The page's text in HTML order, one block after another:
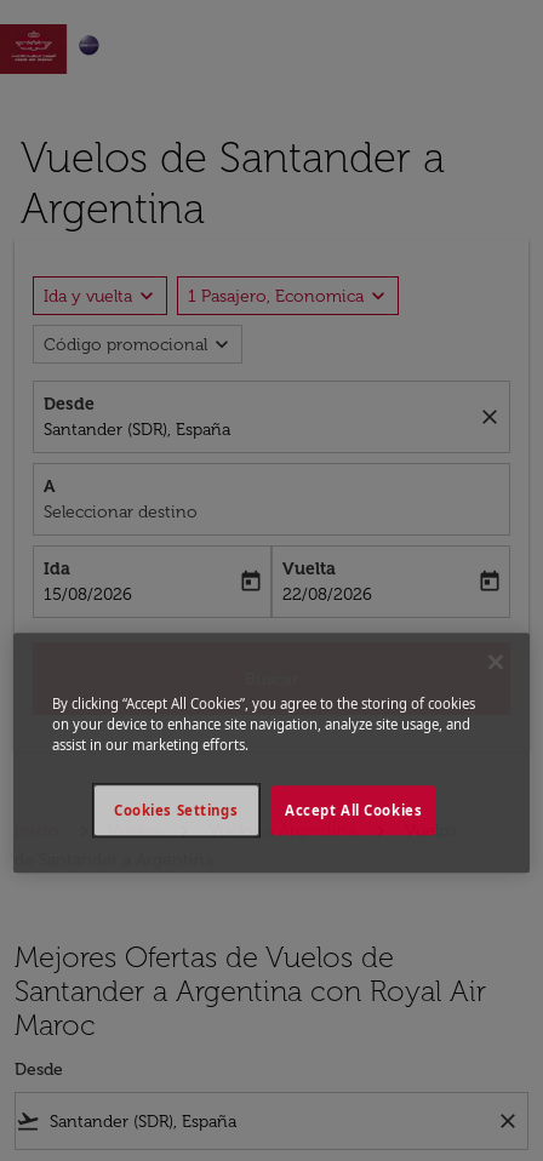

Vuelos de Santander a
Argentina
Ida y vuelta expand_more 1 Pasajero, Economica expand_more
Código promocional expand_more
Desde
Santander (SDR), España
close
A
Seleccionar destino
Ida
fc-booking-departure-date-aria-label
15/08/2026
today
Vuelta
fc-booking-return-date-aria-label
22/08/2026
today
Vuelos Vuelos a Argentina
Vuelos
Mejores Ofertas de Vuelos de
Santander a Argentina con Royal Air
Maroc
Desde
flight_takeoff close
By clicking “Accept All Cookies”, you agree to the storing of cookies
on your device to enhance site navigation, analyze site usage, and
assist in our marketing efforts.
Accept All Cookies
Cookies Settings